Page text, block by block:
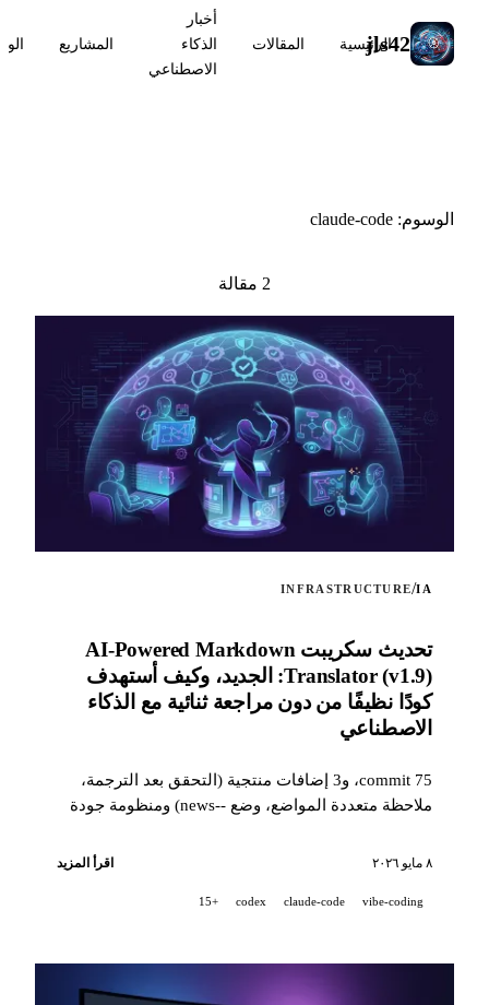
jls42
الرئيسية المقالات
أخبار
الذكاء
الاصطناعي
المشاريع
الوسوم: claude-code
2 مقالة
IA
/
INFRASTRUCTURE
تحديث سكريبت AI-Powered Markdown
Translator (v1.9): الجديد، وكيف أستهدف
كودًا نظيفًا من دون مراجعة ثنائية مع الذكاء
الاصطناعي
75 commit، و3 إضافات منتجية (التحقق بعد الترجمة،
ملاحظة متعددة المواضع، وضع --news) ومنظومة جودة
بمساعدة الذكاء الاصطناعي) لاستهداف كود نظيف
اصطناعي.
٨ مايو ٢٠٢٦ اقرأ المزيد
vibe-coding
claude-code
codex
+15